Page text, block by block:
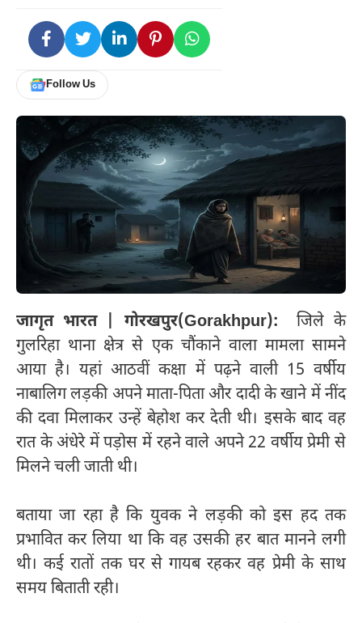
Follow Us
जागृत भारत | गोरखपुर(Gorakhpur): जिले के
गुलरिहा थाना क्षेत्र से एक चौंकाने वाला मामला सामने
आया है। यहां आठवीं कक्षा में पढ़ने वाली 15 वर्षीय
नाबालिग लड़की अपने माता-पिता और दादी के खाने में नींद
की दवा मिलाकर उन्हें बेहोश कर देती थी। इसके बाद वह
रात के अंधेरे में पड़ोस में रहने वाले अपने 22 वर्षीय प्रेमी से
मिलने चली जाती थी।
बताया जा रहा है कि युवक ने लड़की को इस हद तक
प्रभावित कर लिया था कि वह उसकी हर बात मानने लगी
थी। कई रातों तक घर से गायब रहकर वह प्रेमी के साथ
समय बिताती रही।